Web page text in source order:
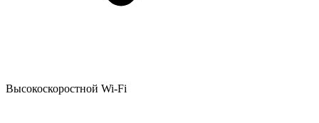
Высокоскоростной Wi-Fi